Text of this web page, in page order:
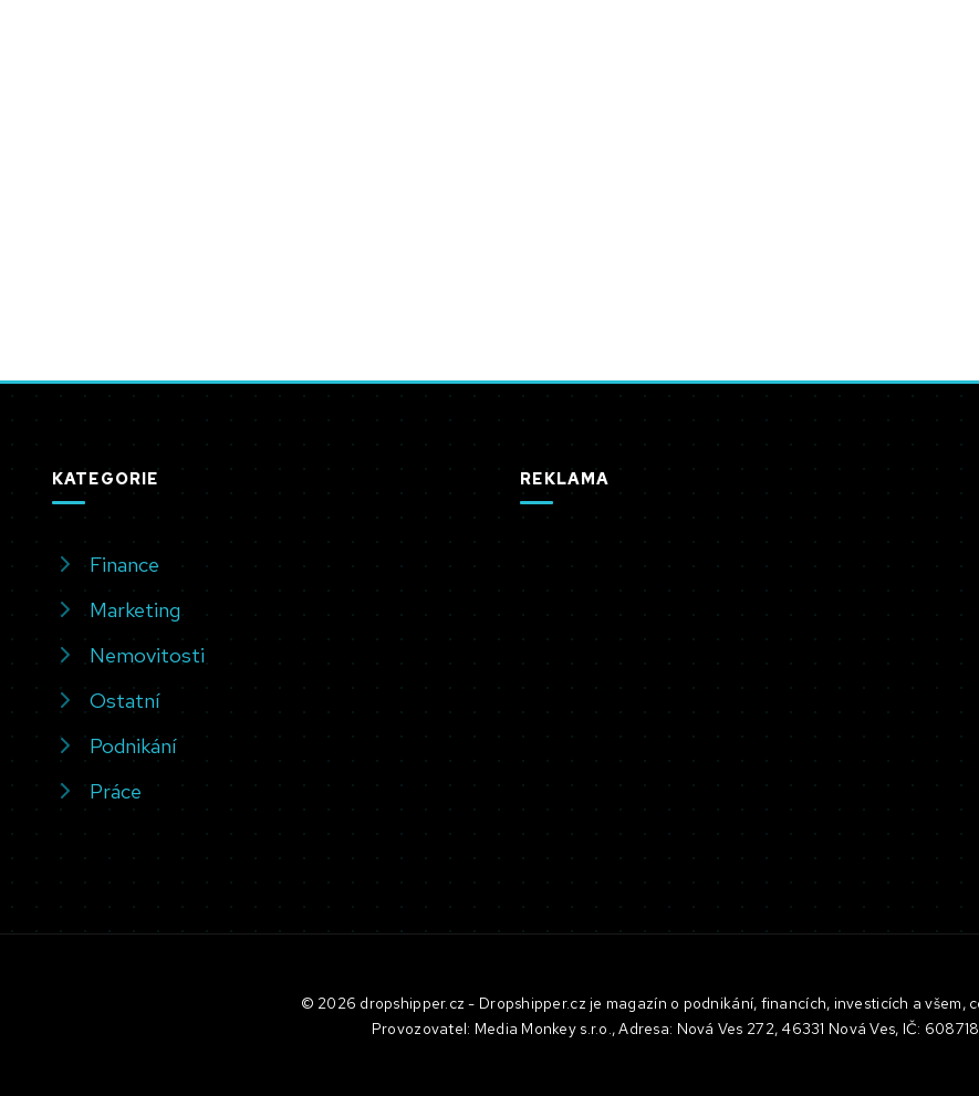
KATEGORIE
Finance
Marketing
Nemovitosti
Ostatní
Podnikání
Práce
REKLAMA
© 2026 dropshipper.cz - Dropshipper.cz je magazín o podnikání, financích, investicích a všem,
Provozovatel: Media Monkey s.r.o., Adresa: Nová Ves 272, 46331 Nová Ves, IČ: